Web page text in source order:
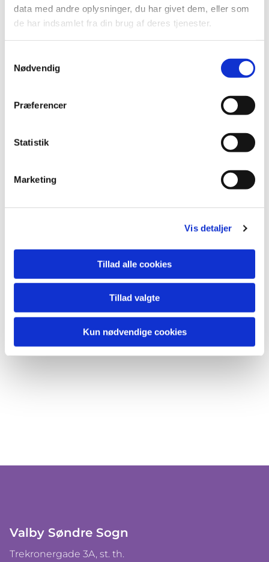
data med andre oplysninger, du har givet dem, eller som
de har indsamlet fra din brug af deres tjenester.
Nødvendig
Præferencer
Statistik
Marketing
Vis detaljer
Tillad alle cookies
Tillad valgte
Kun nødvendige cookies
Du vil måske også kunne
Valby Søndre Sogn
Trekronergade 3A, st. th.